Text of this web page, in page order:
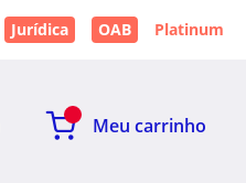
Jurídica OAB Platinum
Meu carrinho